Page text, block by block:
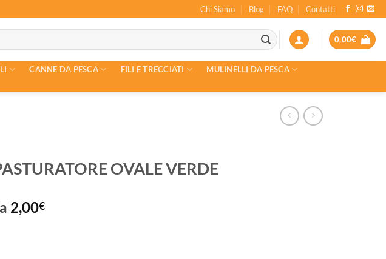
Chi Siamo Blog FAQ Contatti
0,00€
CANNE DA PESCA FILI E TRECCIATI
MULINELLI DA PESCA
OVALE VERDE
2,00€